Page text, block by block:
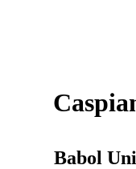
Babol